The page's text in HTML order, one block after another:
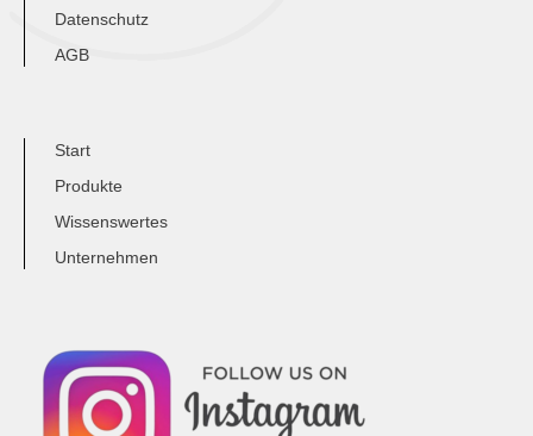
Datenschutz
AGB
Start
Produkte
Wissenswertes
Unternehmen